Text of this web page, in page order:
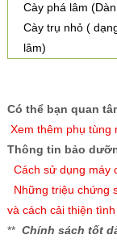
Cày phá lâm
Cày trụ nhỏ (
lâm)
Có thể bạn quan
Xem thêm phụ tùng
Thông tin bảo
Cách sử dụng máy
Những triệu chứng
và cách cải thiện
** Chính sách tốt